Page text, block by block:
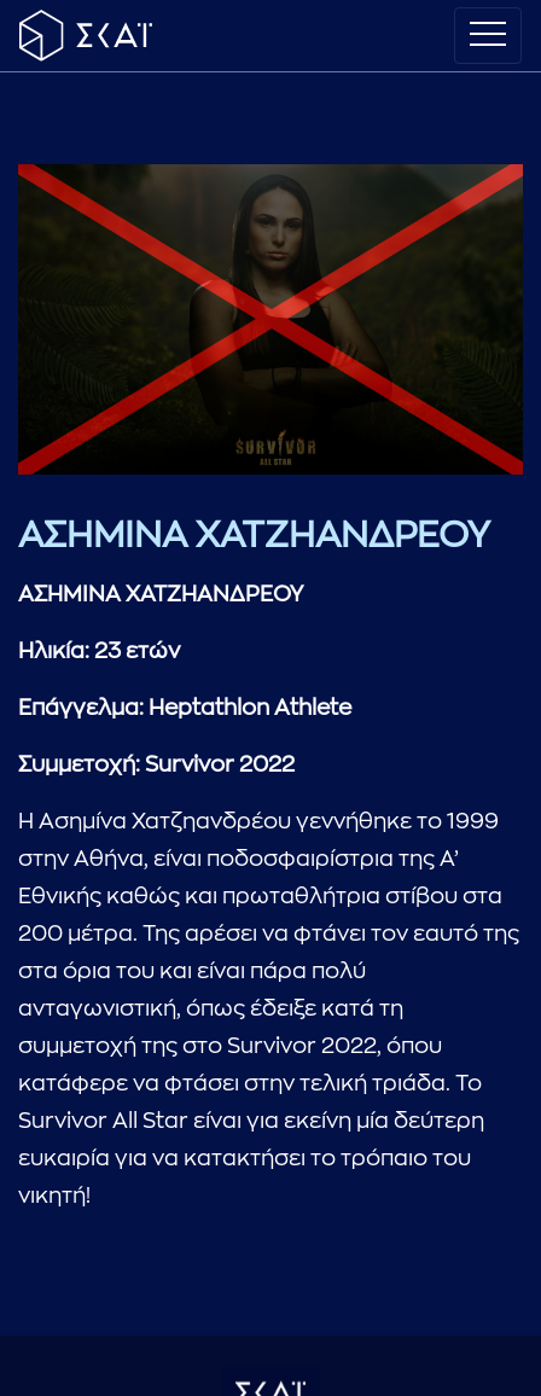
...πληκτρολογήστε κείμενο προς αναζήτηση
ΑΣΗΜΙΝΑ ΧΑΤΖΗΑΝΔΡΕΟΥ
ΑΣΗΜΙΝΑ ΧΑΤΖΗΑΝΔΡΕΟΥ
Ηλικία: 23 ετών
Επάγγελμα: Heptathlon Αthlete
Συμμετοχή: Survivor 2022
Η Ασημίνα Χατζηανδρέου γεννήθηκε το 1999
στην Αθήνα, είναι ποδοσφαιρίστρια της Α’
Εθνικής καθώς και πρωταθλήτρια στίβου στα
200 μέτρα. Της αρέσει να φτάνει τον εαυτό της
στα όρια του και είναι πάρα πολύ
ανταγωνιστική, όπως έδειξε κατά τη
συμμετοχή της στο Survivor 2022, όπου
κατάφερε να φτάσει στην τελική τριάδα. Το
Survivor All Star είναι για εκείνη μία δεύτερη
ευκαιρία για να κατακτήσει το τρόπαιο του
νικητή!